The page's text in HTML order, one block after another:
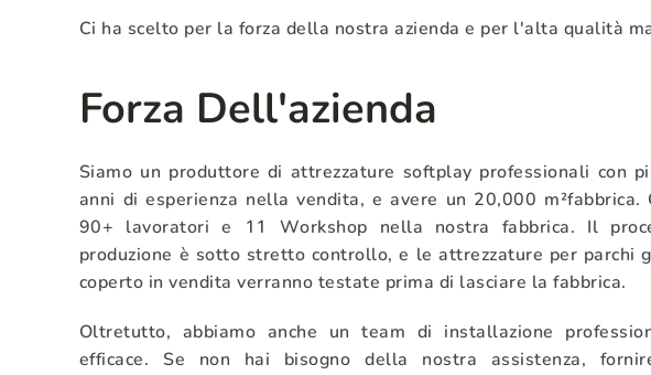
Ci ha scelto per la forza della nostra azienda e per l'alta qualità
Forza Dell'azienda
Siamo un produttore di attrezzature softplay professionali con
anni di esperienza nella vendita, e avere un 20,000 m²fabbrica.
90+ lavoratori e 11 Workshop nella nostra fabbrica. Il
produzione è sotto stretto controllo, e le attrezzature per parchi
coperto in vendita verranno testate prima di lasciare la fabbrica.
Oltretutto, abbiamo anche un team di installazione
efficace. Se non hai bisogno della nostra assistenza,